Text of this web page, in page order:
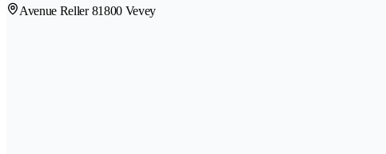
Avenue Reller 81800 Vevey